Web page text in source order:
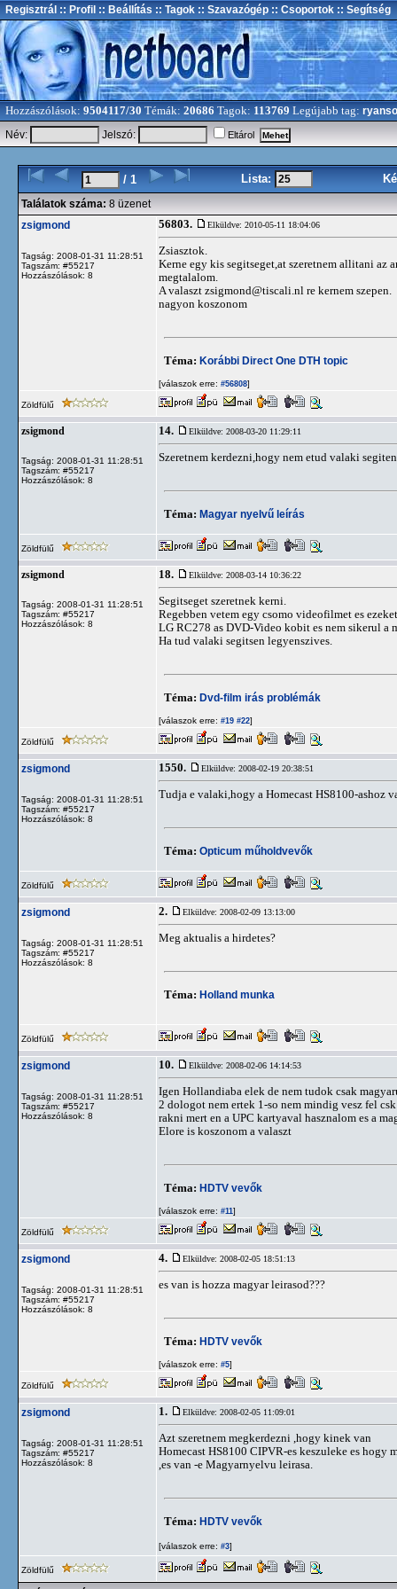
Regisztrál :: Profil :: Beállítás :: Tagok :: Szavazógép :: Csoportok :: Segítség
Hozzászólások: 9504117/30 Témák: 20686 Tagok: 113769 Legújabb tag:
Név:
Jelszó: Eltárol
/ 1 Lista:
Találatok száma: 8 üzenet
zsigmond
Tagság: 2008-01-31 11:28:51
Tagszám: #55217
Hozzászólások: 8
56803. Elküldve: 2010-05-11 18:04:06
Zsiasztok.
Kerne egy kis segitseget,at szeretnem allitani az
megtalalom.
A valaszt zsigmond@tiscali.nl re kernem szepen.
nagyon koszonom
Téma: Korábbi Direct One DTH topic
[válaszok erre: #56808]
Zöldfülű
zsigmond
Tagság: 2008-01-31 11:28:51
Tagszám: #55217
Hozzászólások: 8
14. Elküldve: 2008-03-20 11:29:11
Szeretnem kerdezni,hogy nem etud valaki
Téma: Magyar nyelvű leírás
Zöldfülű
zsigmond
Tagság: 2008-01-31 11:28:51
Tagszám: #55217
Hozzászólások: 8
18. Elküldve: 2008-03-14 10:36:22
Segitseget szeretnek kerni.
Regebben vetem egy csomo videofilmet es
LG RC278 as DVD-Video kobit es nem sikerul a
Ha tud valaki segitsen legyenszives.
Téma: Dvd-film irás problémák
[válaszok erre: #19 #22]
Zöldfülű
zsigmond
Tagság: 2008-01-31 11:28:51
Tagszám: #55217
Hozzászólások: 8
1550. Elküldve: 2008-02-19 20:38:51
Tudja e valaki,hogy a Homecast HS8100-ashoz
Téma: Opticum műholdvevők
Zöldfülű
zsigmond
Tagság: 2008-01-31 11:28:51
Tagszám: #55217
Hozzászólások: 8
2. Elküldve: 2008-02-09 13:13:00
Meg aktualis a hirdetes?
Téma: Holland munka
Zöldfülű
zsigmond
Tagság: 2008-01-31 11:28:51
Tagszám: #55217
Hozzászólások: 8
10. Elküldve: 2008-02-06 14:14:53
Igen Hollandiaba elek de nem tudok csak
2 dologot nem ertek 1-so nem mindig vesz fel
rakni mert en a UPC kartyaval hasznalom es a
Elore is koszonom a valaszt
Téma: HDTV vevők
[válaszok erre: #11]
Zöldfülű
zsigmond
Tagság: 2008-01-31 11:28:51
Tagszám: #55217
Hozzászólások: 8
4. Elküldve: 2008-02-05 18:51:13
es van is hozza magyar leirasod???
Téma: HDTV vevők
[válaszok erre: #5]
Zöldfülű
zsigmond
Tagság: 2008-01-31 11:28:51
Tagszám: #55217
Hozzászólások: 8
1. Elküldve: 2008-02-05 11:09:01
Azt szeretnem megkerdezni ,hogy kinek van
Homecast HS8100 CIPVR-es keszuleke es hogy
,es van -e Magyarnyelvu leirasa.
Téma: HDTV vevők
[válaszok erre: #3]
Zöldfülű